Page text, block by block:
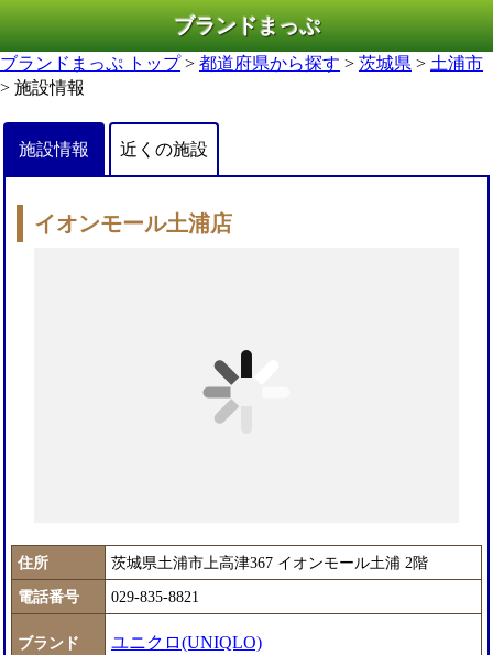
ブランドまっぷ
ブランドまっぷ トップ> 都道府県から探す > 茨城県 > 土浦市
> 施設情報
施設情報 近くの施設
イオンモール土浦店
住所
茨城県土浦市上高津367 イオンモール土浦 2階
電話番号
029-835-8821
ブランド ユニクロ(UNIQLO)